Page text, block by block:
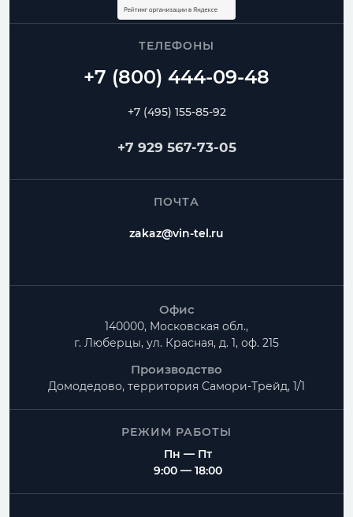
ТЕЛЕФОНЫ
+7 (495) 155-85-92
+7 929 567-73-05
ПОЧТА
zakaz@vin-tel.ru
Офис
140000, Московская обл.,
г. Люберцы, ул. Красная, д. 1, оф. 215
Производство
Домодедово, территория Самори-Трейд, 1/1
РЕЖИМ РАБОТЫ
Пн — Пт
9:00 — 18:00